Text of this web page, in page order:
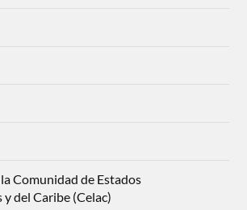
Comunidad de Estados
del Caribe (Celac)